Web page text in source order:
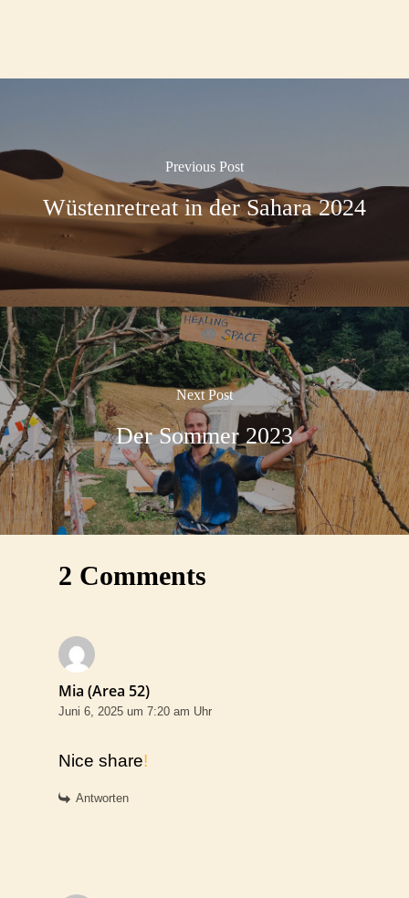
Previous Post
Wüstenretreat in der Sahara 2024
Next Post
Der Sommer 2023
2 Comments
Mia (Area 52)
Juni 6, 2025 um 7:20 am Uhr
Nice share!
Antworten